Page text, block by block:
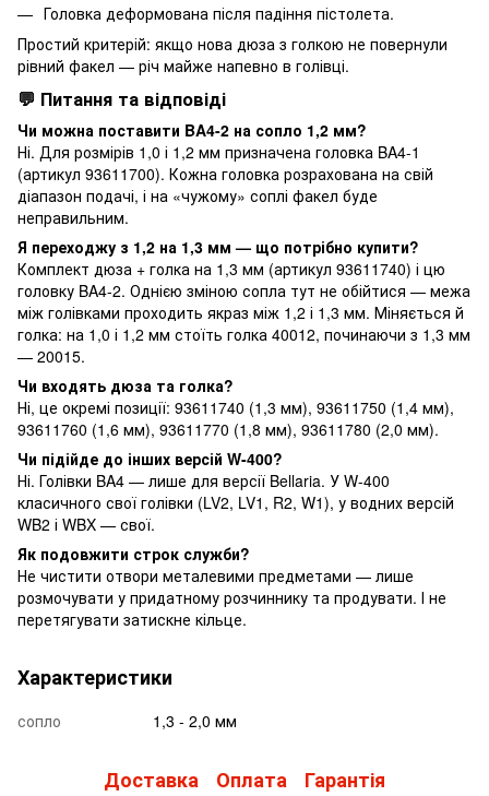
Головка деформована після падіння пістолета.
Простий критерій: якщо нова дюза з голкою не повернули
рівний факел — річ майже напевно в голівці.
💬 Питання та відповіді
Чи можна поставити BA4-2 на сопло 1,2 мм?
Ні. Для розмірів 1,0 і 1,2 мм призначена головка BA4-1
(артикул 93611700). Кожна головка розрахована на свій
діапазон подачі, і на «чужому» соплі факел буде
неправильним.
Я переходжу з 1,2 на 1,3 мм — що потрібно купити?
Комплект дюза + голка на 1,3 мм (артикул 93611740) і цю
головку BA4-2. Однією зміною сопла тут не обійтися — межа
між голівками проходить якраз між 1,2 і 1,3 мм. Міняється й
голка: на 1,0 і 1,2 мм стоїть голка 40012, починаючи з 1,3 мм
— 20015.
Чи входять дюза та голка?
Ні, це окремі позиції: 93611740 (1,3 мм), 93611750 (1,4 мм),
93611760 (1,6 мм), 93611770 (1,8 мм), 93611780 (2,0 мм).
Чи підійде до інших версій W-400?
Ні. Голівки BA4 — лише для версії Bellaria. У W-400
класичного свої голівки (LV2, LV1, R2, W1), у водних версій
WB2 і WBX — свої.
Як подовжити строк служби?
Не чистити отвори металевими предметами — лише
розмочувати у придатному розчиннику та продувати. І не
перетягувати затискне кільце.
Характеристики
сопло 1,3 - 2,0 мм
Доставка Оплата Гарантія